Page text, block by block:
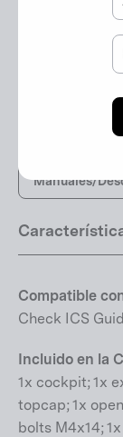
Manuales/
Compatible
Check ICS
Incluido en la
1x cockpit; 1x
topcap; 1x
bolts M4x14;